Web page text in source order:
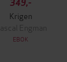
349,-
Krigen
Engman
EBOK